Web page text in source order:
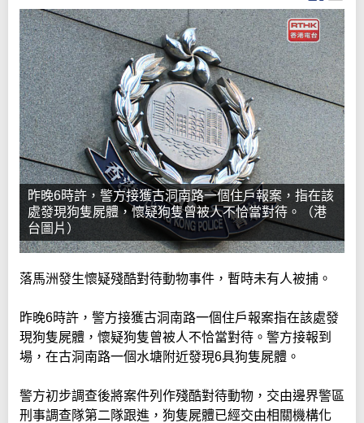
昨晚6時許，警方接獲古洞南路一個住戶報案，指在該
處發現狗隻屍體，懷疑狗隻曾被人不恰當對待。（港
台圖片）
落馬洲發生懷疑殘酷對待動物事件，暫時未有人被捕。
昨晚6時許，警方接獲古洞南路一個住戶報案指在該處發
現狗隻屍體，懷疑狗隻曾被人不恰當對待。警方接報到
場，在古洞南路一個水塘附近發現6具狗隻屍體。
警方初步調查後將案件列作殘酷對待動物，交由邊界警區
刑事調查隊第二隊跟進，狗隻屍體已經交由相關機構化